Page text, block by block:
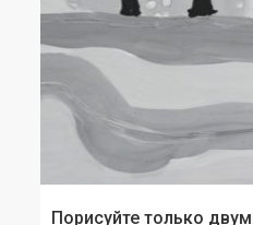
Порисуйте только